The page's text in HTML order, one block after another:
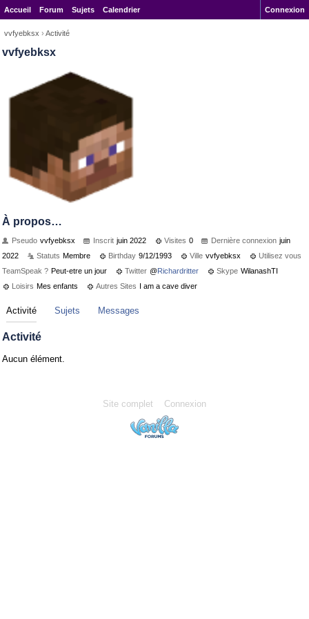
Accueil Forum Sujets Calendrier Connexion
vvfyebksx › Activité
vvfyebksx
À propos…
Pseudo vvfyebksx Inscrit juin 2022 Visites 0 Dernière connexion juin
2022
Statuts Membre Birthday 9/12/1993 Ville vvfyebksx
Utilisez vous
TeamSpeak ? Peut-etre un jour Twitter @Richardritter Skype WilanashTI
Loisirs Mes enfants Autres Sites I am a cave diver
Activité Sujets Messages
Activité
Aucun élément.
Site complet Connexion